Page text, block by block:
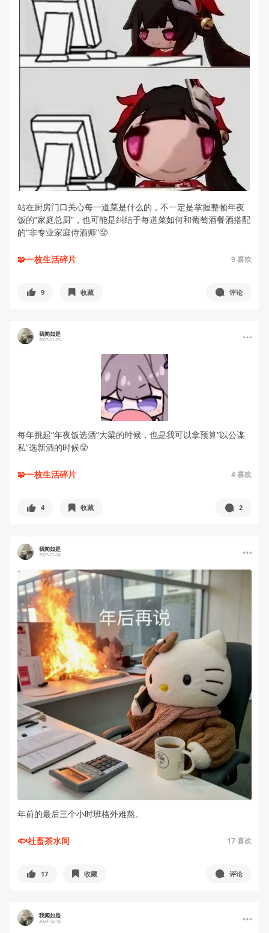
站在厨房门口关心每一道菜是什么的，不一定是掌握整顿年夜
饭的“家庭总厨”，也可能是纠结于每道菜如何和葡萄酒餐酒搭配
的“非专业家庭侍酒师”😤
🧩一枚生活碎片 9喜欢
9 收藏 评论
我闻如是
2025-01-25
每年挑起“年夜饭选酒”大梁的时候，也是我可以拿预算“以公谋
私”选新酒的时候😤
🧩一枚生活碎片 4喜欢
4 收藏 2
我闻如是
2025-01-24
年前的最后三个小时班格外难熬。
🐟社畜茶水间 17喜欢
17 收藏 评论
我闻如是
2024-12-18